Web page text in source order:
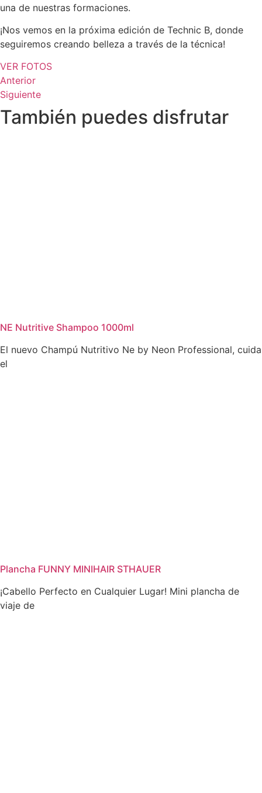
una de nuestras formaciones.
¡Nos vemos en la próxima edición de Technic B, donde
seguiremos creando belleza a través de la técnica!
VER FOTOS
Anterior
Siguiente
También puedes disfrutar
NE Nutritive Shampoo 1000ml
El nuevo Champú Nutritivo Ne by Neon Professional, cuida
el
Plancha FUNNY MINIHAIR STHAUER
¡Cabello Perfecto en Cualquier Lugar! Mini plancha de
viaje de